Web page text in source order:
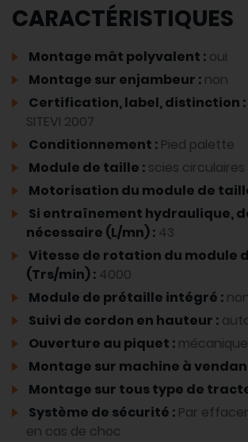
CARACTÉRISTIQUES
Montage mât polyvalent : oui
Montage sur enjambeur : non
Certification, label, distinction :
SITEVI 2007
Conditionnement : Pied palette
Module de taille : scies circulaires
Motorisation du module de
Si entraînement hydraulique,
nécessaire (L/mn) : 43
Vitesse de rotation du module
(Trs/min) : 4000
Module de prétaille intégré :
Suivi de cordon en hauteur :
Ouverture au piquet : mécanique
Montage sur machine à
Montage sur tous type de
Système de sécurité : Par
en cas de choc